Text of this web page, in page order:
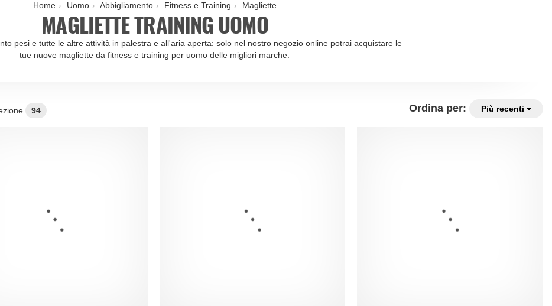
Home Uomo Abbigliamento Fitness e Training Magliette
MAGLIETTE TRAINING UOMO
pesi e tutte le altre attività in palestra e all'aria aperta: solo nel nostro negozio online potrai acquistare le
tue nuove magliette da fitness e training per uomo delle migliori marche.
Ordina per: Più recenti
94